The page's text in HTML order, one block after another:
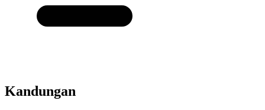
Kandungan